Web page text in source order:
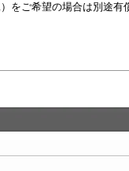
をご希望の場合は別途有